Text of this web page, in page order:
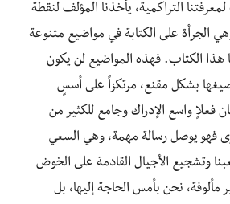
التراكمية، يأخذنا المؤلف لنقطة
الجرأة على الكتابة في مواضيع متنوعة
هذا الكتاب. فهذه المواضيع لن يكون
بشكل مقنع، مرتكزاً على أسسٍ
فعلاٍ واسع الإدراك وجامع للكثير من
فهو يوصل رسالة مهمة، وهي السعي
وتشجيع الأجيال القادمة على الخوض
نحن بأمس الحاجة إليها، بل